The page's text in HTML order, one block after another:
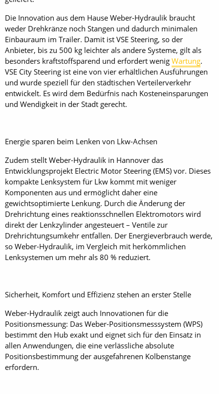
Die Innovation aus dem Hause Weber-Hydraulik braucht
weder Drehkränze noch Stangen und dadurch minimalen
Einbauraum im Trailer. Damit ist VSE Steering, so der
Anbieter, bis zu 500 kg leichter als andere Systeme, gilt als
besonders kraftstoffsparend und erfordert wenig Wartung.
VSE ­City Steering ist eine von vier erhältlichen Ausführungen
und wurde speziell für den städtischen Verteilerverkehr
entwickelt. Es wird dem Bedürfnis nach Kosteneinsparungen
und Wendigkeit in der Stadt gerecht.
Energie sparen beim Lenken von Lkw-Achsen
Zudem stellt Weber-Hydraulik in Hannover das
Entwicklungsprojekt Electric Motor Steering (EMS) vor. Dieses
kompakte Lenksystem für Lkw kommt mit weniger
Komponenten aus und ermöglicht daher eine
gewichtsoptimierte Lenkung. Durch die Änderung der
Drehrichtung eines reaktionsschnellen Elektromotors wird
direkt der Lenkzylinder angesteuert – Ventile zur
Drehrichtungsumkehr entfallen. Der Energieverbrauch werde,
so Weber-Hydraulik, im Vergleich mit herkömmlichen
Lenksystemen um mehr als 80 % reduziert.
Sicherheit, Komfort und Effizienz stehen an erster Stelle
Weber-Hydraulik zeigt auch Innovationen für die
Positionsmessung: Das Weber-Positionsmesssystem (WPS)
bestimmt den Hub exakt und eignet sich für den Einsatz in
allen Anwendungen, die eine verlässliche absolute
Positionsbestimmung der ­ausgefahrenen Kolbenstange
erfordern.